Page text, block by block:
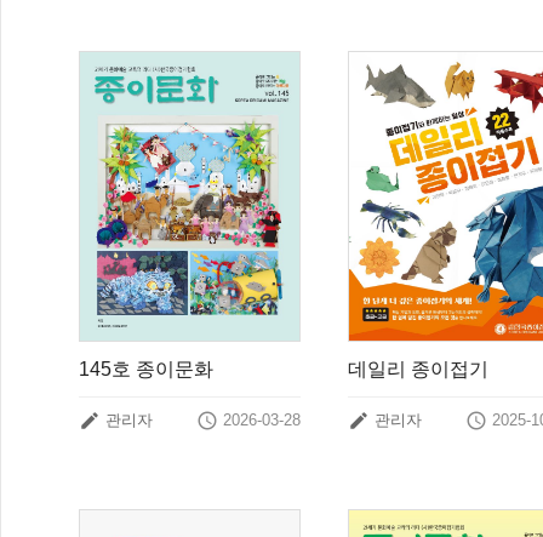
145호 종이문화
 관리자  2026-03-28
데일리 종이접기
 관리자  2025-